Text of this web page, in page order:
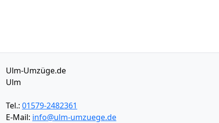
Ulm-Umzüge.de
Ulm
Tel.: 01579-2482361
E-Mail: info@ulm-umzuege.de